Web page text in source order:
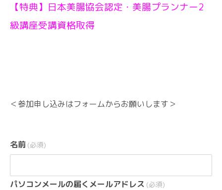
【特典】日本美腸協会認定・美腸プランナー2
級講座受講資格取得
＜参加申し込みはフォームからお願いします＞
名前 (必須)
パソコンメールの届くメールアドレス (必須)